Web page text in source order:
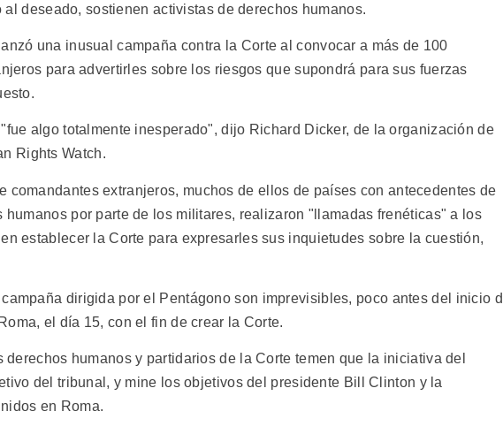
deseado, sostienen activistas de derechos humanos.
una inusual campaña contra la Corte al convocar a más de 100
para advertirles sobre los riesgos que supondrá para sus fuerzas
algo totalmente inesperado", dijo Richard Dicker, de la organización de
Rights Watch.
comandantes extranjeros, muchos de ellos de países con antecedentes de
por parte de los militares, realizaron "llamadas frenéticas" a los
establecer la Corte para expresarles sus inquietudes sobre la cuestión,
dirigida por el Pentágono son imprevisibles, poco antes del inicio
el día 15, con el fin de crear la Corte.
humanos y partidarios de la Corte temen que la iniciativa del
del tribunal, y mine los objetivos del presidente Bill Clinton y la
en Roma.